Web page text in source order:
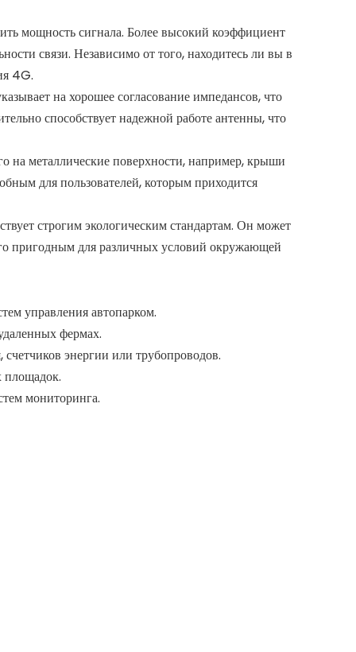
мощность сигнала. Более высокий коэффициент
связи. Независимо от того, находитесь ли вы в
4G.
на хорошее согласование импедансов, что
способствует надежной работе антенны, что
на металлические поверхности, например, крыши
для пользователей, которым приходится
строгим экологическим стандартам. Он может
пригодным для различных условий окружающей
управления автопарком.
фермах.
энергии или трубопроводов.
площадок.
мониторинга.